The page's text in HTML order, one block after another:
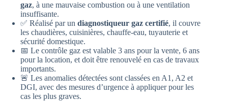
gaz, à une mauvaise combustion ou à une ventilation
insuffisante.
✅ Réalisé par un diagnostiqueur gaz certifié, il couvre
les chaudières, cuisinières, chauffe-eau, tuyauterie et
sécurité domestique.
📅 Le contrôle gaz est valable 3 ans pour la vente, 6 ans
pour la location, et doit être renouvelé en cas de travaux
importants.
🚨 Les anomalies détectées sont classées en A1, A2 et
DGI, avec des mesures d’urgence à appliquer pour les
cas les plus graves.